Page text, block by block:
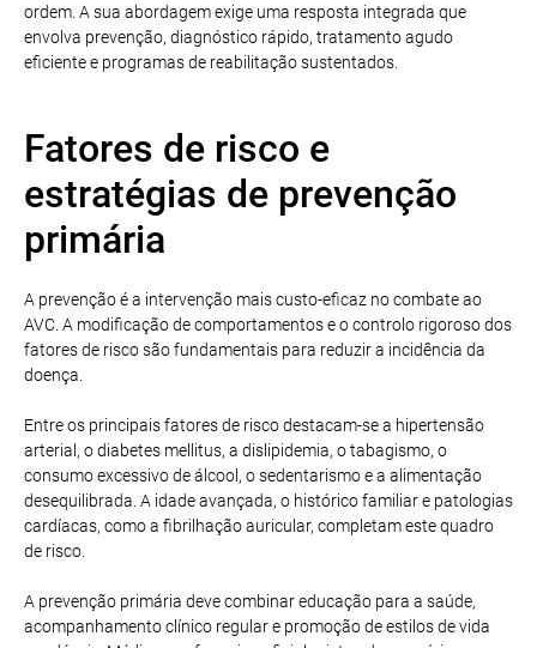
ordem. A sua abordagem exige uma resposta integrada que
envolva prevenção, diagnóstico rápido, tratamento agudo
eficiente e programas de reabilitação sustentados.
Fatores de risco e
estratégias de prevenção
primária
A prevenção é a intervenção mais custo-eficaz no combate ao
AVC. A modificação de comportamentos e o controlo rigoroso dos
fatores de risco são fundamentais para reduzir a incidência da
doença.
Entre os principais fatores de risco destacam-se a hipertensão
arterial, o diabetes mellitus, a dislipidemia, o tabagismo, o
consumo excessivo de álcool, o sedentarismo e a alimentação
desequilibrada. A idade avançada, o histórico familiar e patologias
cardíacas, como a fibrilhação auricular, completam este quadro
de risco.
A prevenção primária deve combinar educação para a saúde,
acompanhamento clínico regular e promoção de estilos de vida